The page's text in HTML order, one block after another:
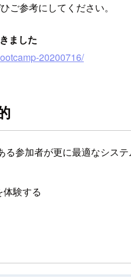
ご参考にしてください。
ました
20200716/
参加者が更に最適なシス
験する